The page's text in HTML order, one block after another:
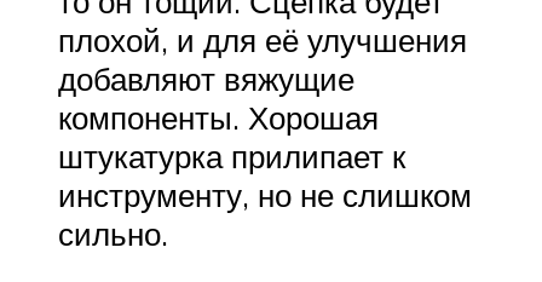
плохой, и для её улучшения
добавляют вяжущие
компоненты. Хорошая
штукатурка прилипает к
инструменту, но не слишком
сильно.